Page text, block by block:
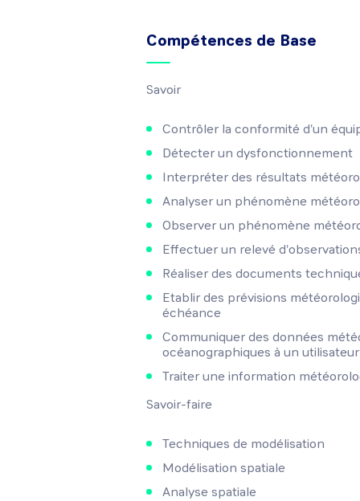
Compétences de Base
Savoir
Contrôler la conformité d'un
Détecter un dysfonctionnement
Interpréter des résultats
Analyser un phénomène
Observer un phénomène
Effectuer un relevé
Réaliser des documents
Etablir des prévisions
échéance
Communiquer des données
océanographiques à un utilisateur
Traiter une information
Savoir-faire
Techniques de modélisation
Modélisation spatiale
Analyse spatiale